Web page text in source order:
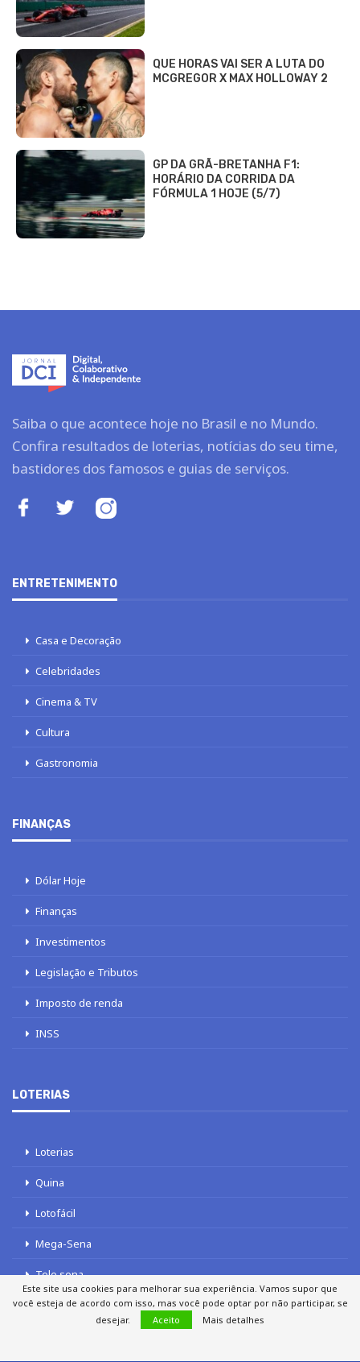
QUE HORAS VAI SER A LUTA DO
MCGREGOR X MAX HOLLOWAY 2
GP DA GRÃ-BRETANHA F1:
HORÁRIO DA CORRIDA DA
FÓRMULA 1 HOJE (5/7)
Saiba o que acontece hoje no Brasil e no Mundo.
Confira resultados de loterias, notícias do seu time,
bastidores dos famosos e guias de serviços.
ENTRETENIMENTO
Casa e Decoração
Celebridades
Cinema & TV
Cultura
Gastronomia
FINANÇAS
Dólar Hoje
Finanças
Investimentos
Legislação e Tributos
Imposto de renda
INSS
LOTERIAS
Loterias
Quina
Lotofácil
Mega-Sena
Tele sena
Este site usa cookies para melhorar sua experiência. Vamos supor que
você esteja de acordo com isso, mas você pode optar por não participar, se
desejar.
Aceito Mais detalhes